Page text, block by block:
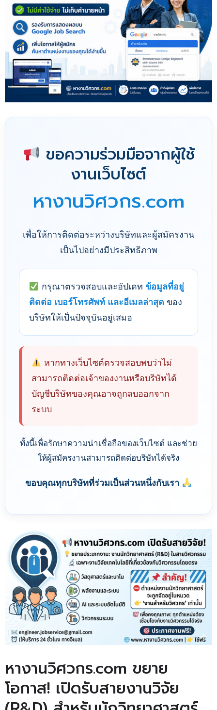
ขอความร่วมมือจากผู้ใช้
งานเว็บไซต์
หางานวิศวกร.com
เพื่อให้การติดต่อระหว่างบริษัทและผู้สมัครงาน
เป็นไปอย่างมีประสิทธิภาพ
กรุณาตรวจสอบและอัปเดท ข้อมูลที่อยู่
ติดต่อ เบอร์โทรศัพท์ และอีเมลล่าสุด ของ
บริษัทให้เป็นปัจจุบันอยู่เสมอ
หากทางเว็บไซต์ตรวจสอบพบว่าไม่
สามารถติดต่อเจ้าของงานหรือบริษัทได้
บัญชีบริษัทของคุณอาจถูกลบออกจาก
ระบบ
ทั้งนี้เพื่อรักษาความน่าเชื่อถือของเว็บไซต์ และช่วย
ให้ผู้สมัครงานสามารถติดต่อบริษัทได้จริง
ขอบคุณทุกบริษัทที่ร่วมเป็นส่วนหนึ่งกับเรา
หางานวิศวกร.com ขยาย
โอกาส! เปิดรับสายงานวิจัย